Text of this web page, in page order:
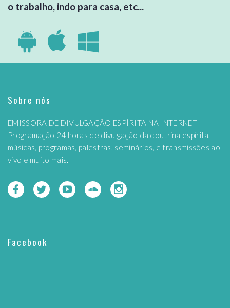
o trabalho, indo para casa, etc...
Sobre nós
EMISSORA DE DIVULGAÇÃO ESPÍRITA NA INTERNET
Programação 24 horas de divulgação da doutrina espírita,
músicas, programas, palestras, seminários, e transmissões ao
vivo e muito mais.
Facebook